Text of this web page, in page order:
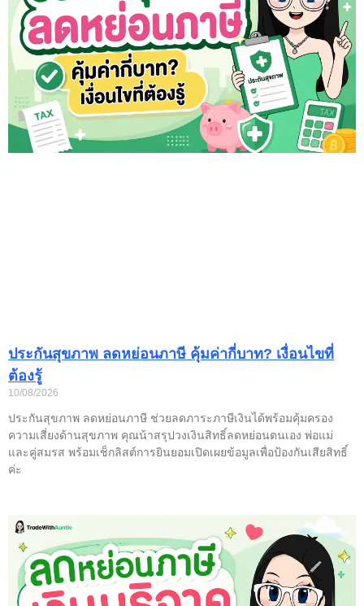
ประกันสุขภาพ ลดหย่อนภาษี คุ้มค่ากี่บาท? เงื่อนไขที่
ต้องรู้
10/08/2026
ประกันสุขภาพ ลดหย่อนภาษี ช่วยลดภาระภาษีเงินได้พร้อมคุ้มครอง
ความเสี่ยงด้านสุขภาพ คุณน้าสรุปวงเงินสิทธิ์ลดหย่อนตนเอง พ่อแม่
และคู่สมรส พร้อมเช็กลิสต์การยินยอมเปิดเผยข้อมูลเพื่อป้องกันเสียสิทธิ์
ค่ะ